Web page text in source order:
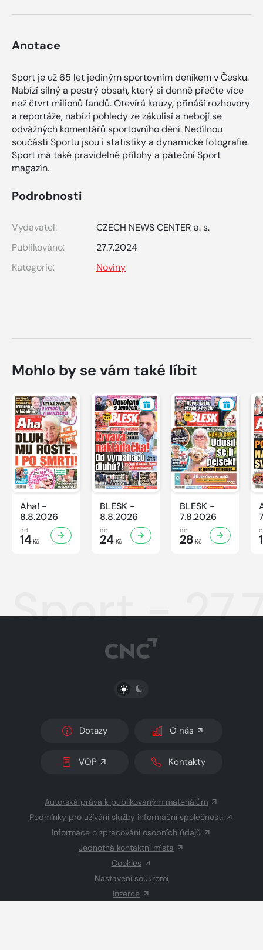
Anotace
Sport je už 65 let jediným sportovním deníkem v Česku.
Nabízí silný a pestrý obsah, který si denně přečte více
než čtvrt milionů fandů. Otevírá kauzy, přináší rozhovory
a reportáže, nabízí pohledy ze zákulisí a nebojí se
odvážných komentářů sportovního dění. Nedílnou
součástí Sportu jsou i statistiky a dynamické fotografie.
Sport má také pravidelné přílohy a páteční Sport
magazín.
Podrobnosti
Vydavatel:
CZECH NEWS CENTER a. s.
Publikováno:
27.7.2024
Kategorie:
Noviny
Mohlo by se vám také líbit
Aha! -
8.8.2026
od
14Kč
BLESK -
8.8.2026
od
24Kč
BLESK -
7.8.2026
od
28 Kč
Sport -
PŘEPNOUT SVĚTLÝ/TMAVÝ REŽIM
Dotazy O nás
VOP Kontakty
Autorská práva k publikovaným materiálům
Podmínky pro užívání služby informační společnosti
Informace o zpracování osobních údajů
Jednotná kontaktní místa
Cookies
Nastavení soukromí
Inzerce